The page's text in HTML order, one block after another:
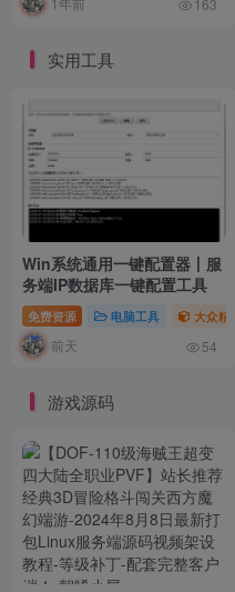
服务器yum源！
实用工具
Win系统通用一键配置器丨服
务端IP数据库一键配置工具
免费资源 电脑工具 大众精选
前天 54
游戏源码